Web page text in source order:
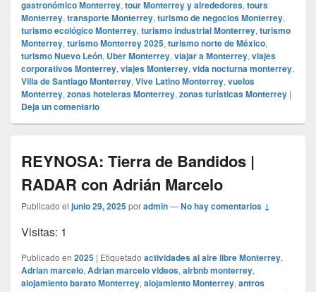
gastronómico Monterrey, tour Monterrey y alrededores, tours
Monterrey, transporte Monterrey, turismo de negocios Monterrey,
turismo ecológico Monterrey, turismo industrial Monterrey, turismo
Monterrey, turismo Monterrey 2025, turismo norte de México,
turismo Nuevo León, Uber Monterrey, viajar a Monterrey, viajes
corporativos Monterrey, viajes Monterrey, vida nocturna monterrey,
Villa de Santiago Monterrey, Vive Latino Monterrey, vuelos
Monterrey, zonas hoteleras Monterrey, zonas turísticas Monterrey |
Deja un comentario
REYNOSA: Tierra de Bandidos |
RADAR con Adrián Marcelo
Publicado el junio 29, 2025poradmin—No hay comentarios ↓
Visitas: 1
Publicado en 2025 | Etiquetado actividades al aire libre Monterrey,
Adrian marcelo, Adrian marcelo videos, airbnb monterrey,
alojamiento barato Monterrey, alojamiento Monterrey, antros